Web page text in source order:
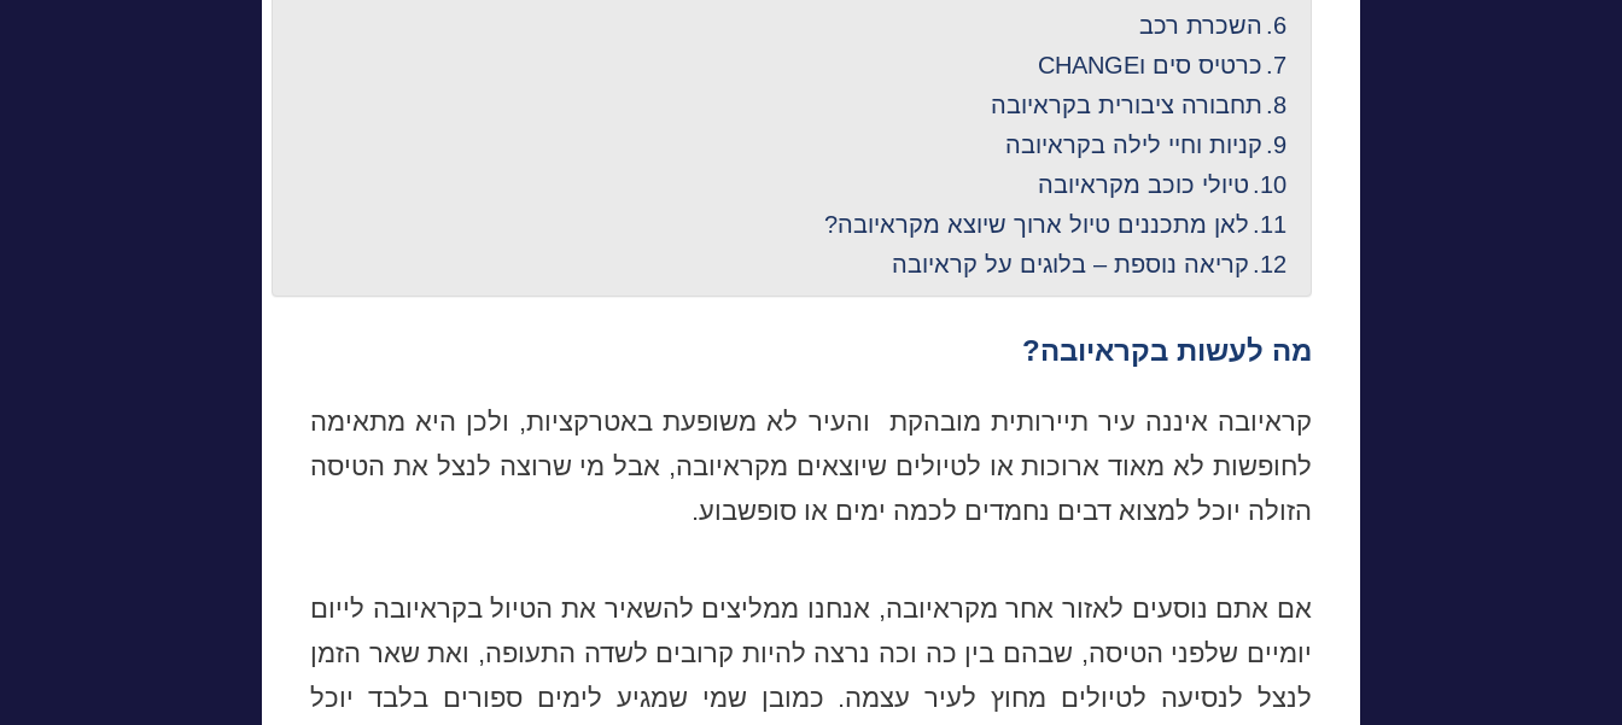
השכרת רכב
כרטיס סים וCHANGE
תחבורה ציבורית בקראיובה
קניות וחיי לילה בקראיובה
טיולי כוכב מקראיובה
לאן מתכננים טיול ארוך שיוצא מקראיובה?
קריאה נוספת – בלוגים על קראיובה
מה לעשות בקראיובה?
קראיובה איננה עיר תיירותית מובהקת והעיר לא משופעת באטרקציות, ולכן היא מתאימה
לחופשות לא מאוד ארוכות או לטיולים שיוצאים מקראיובה, אבל מי שרוצה לנצל את הטיסה
הזולה יוכל למצוא דבים נחמדים לכמה ימים או סופשבוע.
אם אתם נוסעים לאזור אחר מקראיובה, אנחנו ממליצים להשאיר את הטיול בקראיובה לייום
יומיים שלפני הטיסה, שבהם בין כה וכה נרצה להיות קרובים לשדה התעופה, ואת שאר הזמן
לנצל לנסיעה לטיולים מחוץ לעיר עצמה. כמובן שמי שמגיע לימים ספורים בלבד יוכל